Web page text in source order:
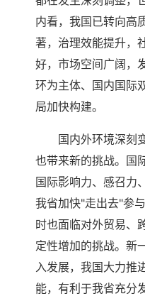
内看，我国已转向高
著，治理效能提升，
好，市场空间广阔，
环为主体、国内国际
局加快构建。
国内外环境深刻
也带来新的挑战。国
国际影响力、感召力
我省加快"走出去"参
时也面临对外贸易、
定性增加的挑战。新
入发展，我国大力推
能，有利于我省充分